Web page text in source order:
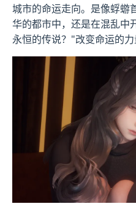
城市的命运走向。是像蜉蝣
华的都市中，还是在混乱中
永恒的传说？"改变命运的